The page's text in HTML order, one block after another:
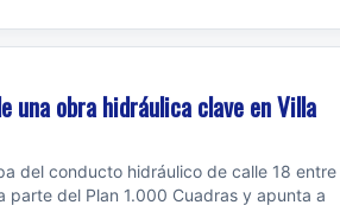
una obra hidráulica clave en Villa
del conducto hidráulico de calle 18 entre
del Plan 1.000 Cuadras y apunta a